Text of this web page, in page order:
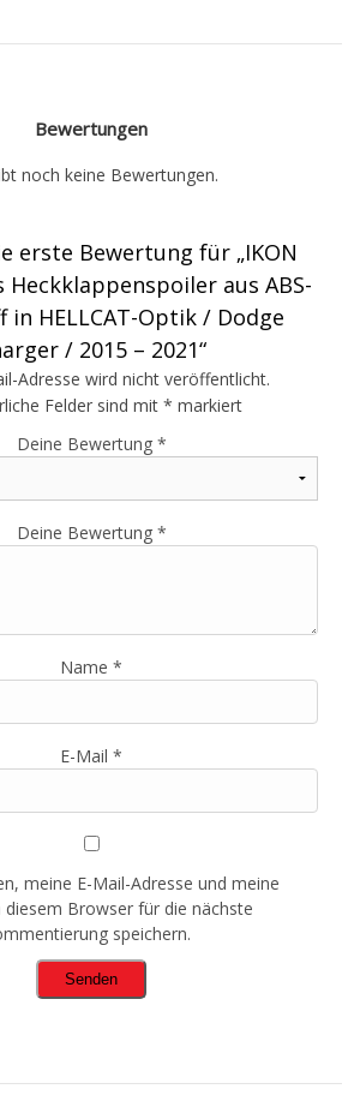
Bewertungen
noch keine Bewertungen.
erste Bewertung für „IKON
aus ABS-
in HELLCAT-Optik / Dodge
/ 2015 – 2021“
Adresse wird nicht veröffentlicht.
Felder sind mit * markiert
Deine Bewertung *
Deine Bewertung *
Name *
E-Mail *
meine E-Mail-Adresse und meine
diesem Browser für die nächste
speichern.